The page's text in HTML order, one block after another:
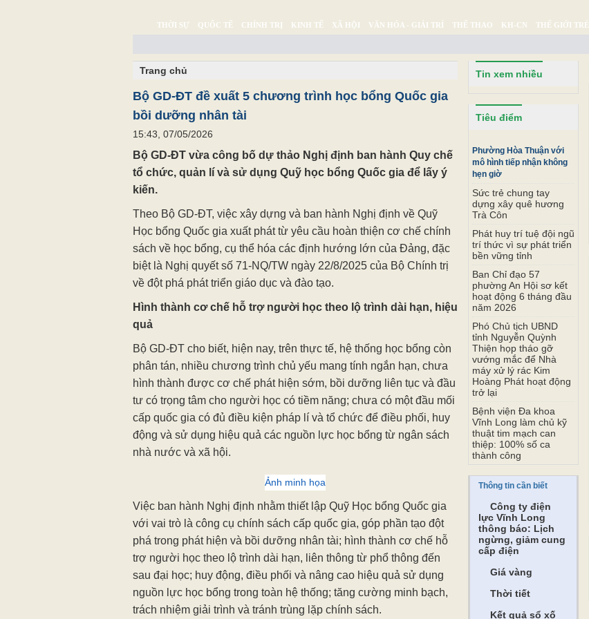
THỜI SỰ QUỐC TẾ CHÍNH TRỊ KINH TẾ XÃ HỘI VĂN HÓA - GIẢI TRÍ THỂ THAO KH-CN THẾ GIỚI TRẺ
Trang chủ
Bộ GD-ĐT đề xuất 5 chương trình học bổng Quốc gia
bồi dưỡng nhân tài
15:43, 07/05/2026
Bộ GD-ĐT vừa công bố dự thảo Nghị định ban hành Quy chế
tổ chức, quản lí và sử dụng Quỹ học bổng Quốc gia để lấy ý
kiến.
Theo Bộ GD-ĐT, việc xây dựng và ban hành Nghị định về Quỹ
Học bổng Quốc gia xuất phát từ yêu cầu hoàn thiện cơ chế chính
sách về học bổng, cụ thể hóa các định hướng lớn của Đảng, đặc
biệt là Nghị quyết số 71-NQ/TW ngày 22/8/2025 của Bộ Chính trị
về đột phá phát triển giáo dục và đào tạo.
Hình thành cơ chế hỗ trợ người học theo lộ trình dài hạn, hiệu
quả
Bộ GD-ĐT cho biết, hiện nay, trên thực tế, hệ thống học bổng còn
phân tán, nhiều chương trình chủ yếu mang tính ngắn hạn, chưa
hình thành được cơ chế phát hiện sớm, bồi dưỡng liên tục và đầu
tư có trọng tâm cho người học có tiềm năng; chưa có một đầu mối
cấp quốc gia có đủ điều kiện pháp lí và tổ chức để điều phối, huy
động và sử dụng hiệu quả các nguồn lực học bổng từ ngân sách
nhà nước và xã hội.
Ảnh minh họa
Việc ban hành Nghị định nhằm thiết lập Quỹ Học bổng Quốc gia
với vai trò là công cụ chính sách cấp quốc gia, góp phần tạo đột
phá trong phát hiện và bồi dưỡng nhân tài; hình thành cơ chế hỗ
trợ người học theo lộ trình dài hạn, liên thông từ phổ thông đến
sau đại học; huy động, điều phối và nâng cao hiệu quả sử dụng
nguồn lực học bổng trong toàn hệ thống; tăng cường minh bạch,
trách nhiệm giải trình và tránh trùng lặp chính sách.
Tin xem nhiều
Tiêu điểm
Phường Hòa Thuận với
mô hình tiếp nhận không
hẹn giờ
Sức trẻ chung tay
dựng xây quê hương
Trà Côn
Phát huy trí tuệ đội ngũ
trí thức vì sự phát triển
bền vững tỉnh
Ban Chỉ đạo 57
phường An Hội sơ kết
hoạt động 6 tháng đầu
năm 2026
Phó Chủ tịch UBND
tỉnh Nguyễn Quỳnh
Thiện họp tháo gỡ
vướng mắc để Nhà
máy xử lý rác Kim
Hoàng Phát hoạt động
trở lại
Bệnh viện Đa khoa
Vĩnh Long làm chủ kỹ
thuật tim mạch can
thiệp: 100% số ca
thành công
Thông tin cần biết
Công ty điện
lực Vĩnh Long
thông báo: Lịch
ngừng, giảm cung
cấp điện
Giá vàng
Thời tiết
Kết quả sổ xố